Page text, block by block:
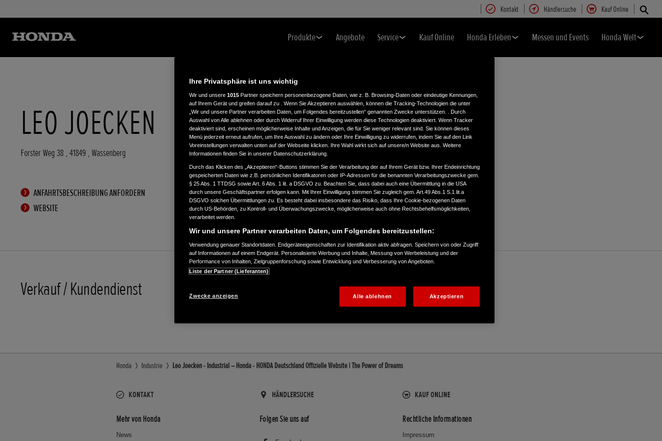
Kontakt Händlersuche Kauf Online
Produkte Angebote Service Kauf Online Honda Erleben Messen und Events Honda Welt
LEO JOECKEN
Forster Weg 38 , 41849 , Wassenberg
ANFAHRTSBESCHREIBUNG ANFORDERN
WEBSITE
Verkauf / Kundendienst
Honda Industrie Leo Joecken - Industrial – Honda - HONDA Deutschland Offizielle Website | The Power of Dreams
KONTAKT HÄNDLERSUCHE KAUF ONLINE
Mehr von Honda
News
Folgen Sie uns auf Rechtliche Informationen
Impressum
Ihre Privatsphäre ist uns wichtig
Wir und unsere 1015 Partner speichern personenbezogene Daten, wie z. B. Browsing-Daten oder eindeutige Kennungen,
auf Ihrem Gerät und greifen darauf zu . Wenn Sie Akzeptieren auswählen, können die Tracking-Technologien die unter
„Wir und unsere Partner verarbeiten Daten, um Folgendes bereitzustellen“ genannten Zwecke unterstützen. . Durch
Auswahl von Alle ablehnen oder durch Widerruf Ihrer Einwilligung werden diese Technologien deaktiviert. Wenn Tracker
deaktiviert sind, erscheinen möglicherweise Inhalte und Anzeigen, die für Sie weniger relevant sind. Sie können dieses
Menü jederzeit erneut aufrufen, um Ihre Auswahl zu ändern oder Ihre Einwilligung zu widerrufen, indem Sie auf den Link
Voreinstellungen verwalten unten auf der Webseite klicken. Ihre Wahl wirkt sich auf unsere/n Website aus. Weitere
Informationen finden Sie in unserer Datenschutzerklärung.
Durch das Klicken des „Akzeptieren“-Buttons stimmen Sie der Verarbeitung der auf Ihrem Gerät bzw. Ihrer Endeinrichtung
gespeicherten Daten wie z.B. persönlichen Identifikatoren oder IP-Adressen für die benannten Verarbeitungszwecke gem.
§ 25 Abs. 1 TTDSG sowie Art. 6 Abs. 1 lit. a DSGVO zu. Beachten Sie, dass dabei auch eine Übermittlung in die USA
durch unsere Geschäftspartner erfolgen kann. Mit Ihrer Einwilligung stimmen Sie zugleich gem. Art.49 Abs.1 S.1 lit.a
DSGVO solchen Übermittlungen zu. Es besteht dabei insbesondere das Risiko, dass Ihre Cookie-bezogenen Daten
durch US-Behörden, zu Kontroll- und Überwachungszwecke, möglicherweise auch ohne Rechtsbehelfsmöglichkeiten,
verarbeitet werden.
Wir und unsere Partner verarbeiten Daten, um Folgendes bereitzustellen:
Verwendung genauer Standortdaten. Endgeräteeigenschaften zur Identifikation aktiv abfragen. Speichern von oder Zugriff
auf Informationen auf einem Endgerät. Personalisierte Werbung und Inhalte, Messung von Werbeleistung und der
Performance von Inhalten, Zielgruppenforschung sowie Entwicklung und Verbesserung von Angeboten.
Liste der Partner (Lieferanten)
Zwecke anzeigen Alle ablehnen Akzeptieren